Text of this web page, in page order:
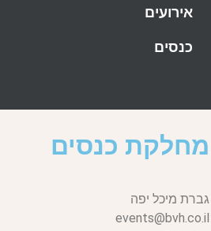
אירועים
כנסים
מחלקת כנסים
גברת מיכל יפה
events@bvh.co.il